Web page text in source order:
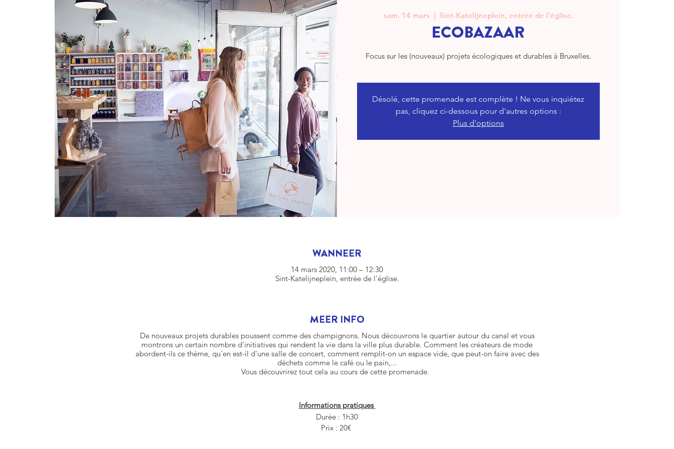
sam. 14 mars
  |
Sint-Katelijneplein, entrée de l'église.
ECOBAZAAR
Focus sur les (nouveaux) projets écologiques et durables à Bruxelles.
Désolé, cette promenade est complète ! Ne vous inquiétez
pas, cliquez ci-dessous pour d'autres options :
Plus d'options
WANNEER
14 mars 2020, 11:00 – 12:30
Sint-Katelijneplein, entrée de l'église.
MEER INFO
De nouveaux projets durables poussent comme des champignons. Nous découvrons le quartier autour du canal et vous
montrons un certain nombre d'initiatives qui rendent la vie dans la ville plus durable. Comment les créateurs de mode
abordent-ils ce thème, qu'en est-il d'une salle de concert, comment remplit-on un espace vide, que peut-on faire avec des
déchets comme le café ou le pain,...
Vous découvrirez tout cela au cours de cette promenade.
Informations pratiques
Durée : 1h30
Prix : 20€